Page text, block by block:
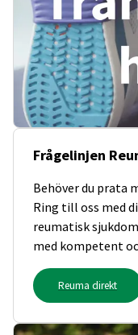
Frågelinjen
Behöver du prata
Ring till oss med
reumatisk
med kompetent
Reuma direkt